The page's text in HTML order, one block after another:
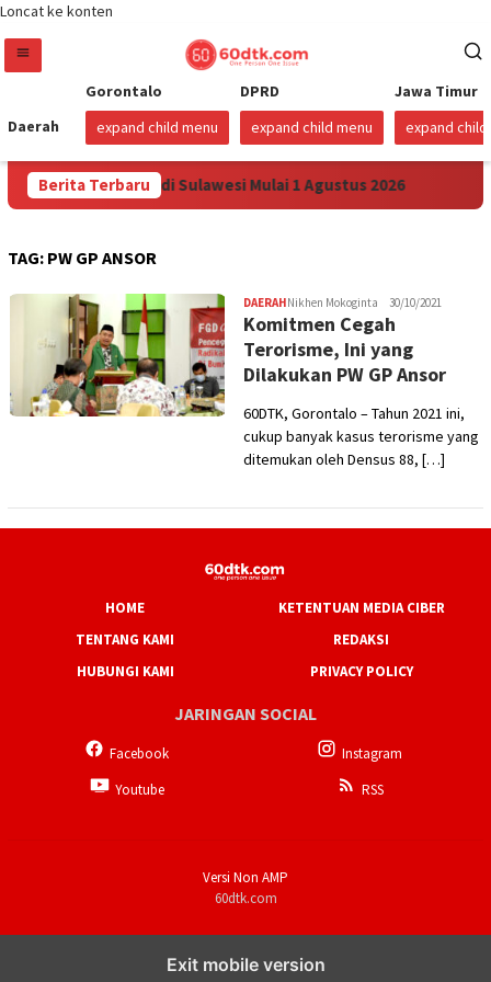
Loncat ke konten
Daerah
Gorontalo
expand child menu
DPRD
expand child menu
Jawa Timur
expand child
Berita Terbaru
Harga Pertamax di Sulawesi Mulai 1 Agustus 2026
TAG: PW GP ANSOR
DAERAHNikhen Mokoginta 30/10/2021
Komitmen Cegah
Terorisme, Ini yang
Dilakukan PW GP Ansor
60DTK, Gorontalo – Tahun 2021 ini,
cukup banyak kasus terorisme yang
ditemukan oleh Densus 88, […]
HOME
KETENTUAN MEDIA CIBER
TENTANG KAMI
REDAKSI
HUBUNGI KAMI
PRIVACY POLICY
JARINGAN SOCIAL
Facebook
Instagram
Youtube
RSS
Versi Non AMP
60dtk.com
Exit mobile version